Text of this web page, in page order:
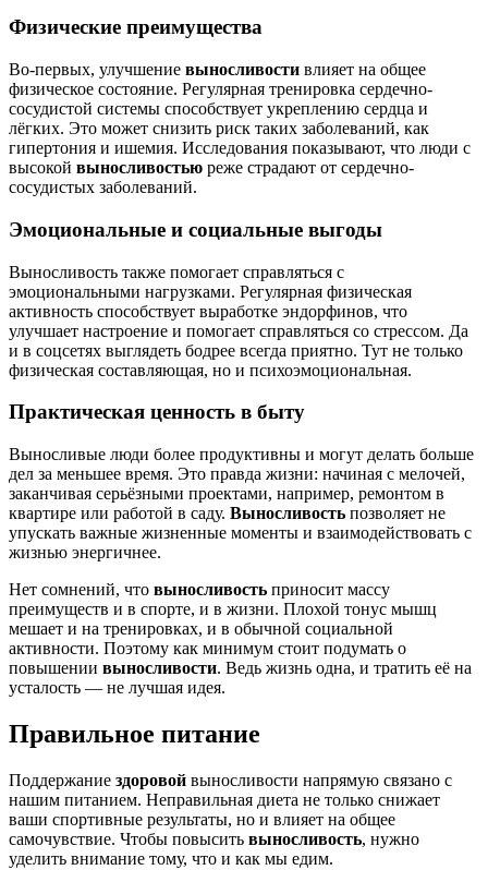
Физические преимущества
Во-первых, улучшение выносливости влияет на общее
физическое состояние. Регулярная тренировка сердечно-
сосудистой системы способствует укреплению сердца и
лёгких. Это может снизить риск таких заболеваний, как
гипертония и ишемия. Исследования показывают, что люди с
высокой выносливостью реже страдают от сердечно-
сосудистых заболеваний.
Эмоциональные и социальные выгоды
Выносливость также помогает справляться с
эмоциональными нагрузками. Регулярная физическая
активность способствует выработке эндорфинов, что
улучшает настроение и помогает справляться со стрессом. Да
и в соцсетях выглядеть бодрее всегда приятно. Тут не только
физическая составляющая, но и психоэмоциональная.
Практическая ценность в быту
Выносливые люди более продуктивны и могут делать больше
дел за меньшее время. Это правда жизни: начиная с мелочей,
заканчивая серьёзными проектами, например, ремонтом в
квартире или работой в саду. Выносливость позволяет не
упускать важные жизненные моменты и взаимодействовать с
жизнью энергичнее.
Нет сомнений, что выносливость приносит массу
преимуществ и в спорте, и в жизни. Плохой тонус мышц
мешает и на тренировках, и в обычной социальной
активности. Поэтому как минимум стоит подумать о
повышении выносливости. Ведь жизнь одна, и тратить её на
усталость — не лучшая идея.
Правильное питание
Поддержание здоровой выносливости напрямую связано с
нашим питанием. Неправильная диета не только снижает
ваши спортивные результаты, но и влияет на общее
самочувствие. Чтобы повысить выносливость, нужно
уделить внимание тому, что и как мы едим.